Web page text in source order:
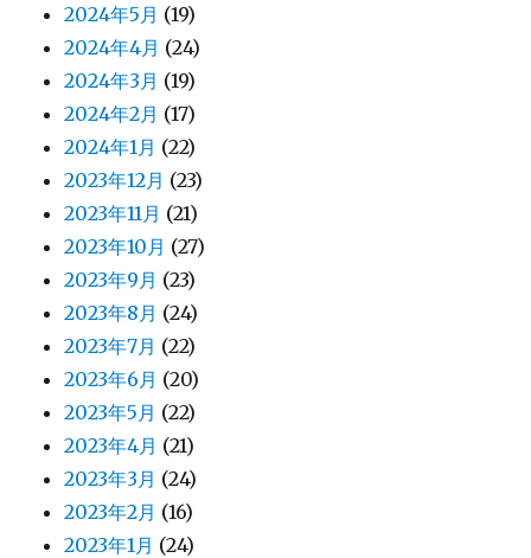
2024年5月 (19)
2024年4月 (24)
2024年3月 (19)
2024年2月 (17)
2024年1月 (22)
2023年12月 (23)
2023年11月 (21)
2023年10月 (27)
2023年9月 (23)
2023年8月 (24)
2023年7月 (22)
2023年6月 (20)
2023年5月 (22)
2023年4月 (21)
2023年3月 (24)
2023年2月 (16)
2023年1月 (24)